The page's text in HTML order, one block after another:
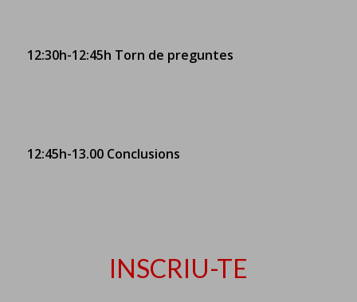
12:30h-12:45h Torn de preguntes
12:45h-13.00 Conclusions
INSCRIU-TE